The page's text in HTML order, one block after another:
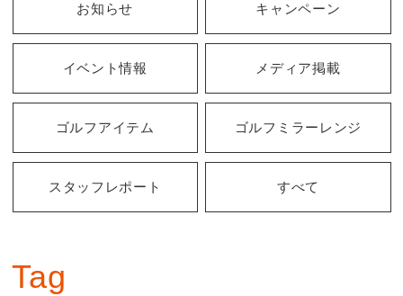
お知らせ キャンペーン
イベント情報 メディア掲載
ゴルフアイテム ゴルフミラーレンジ
スタッフレポート すべて
Tag